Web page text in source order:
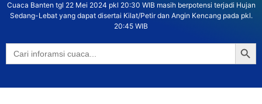
Cuaca Banten tgl 22 Mei 2024 pkl 20:30 WIB masih berpotensi terjadi Hujan
Sedang-Lebat yang dapat disertai Kilat/Petir dan Angin Kencang pada pkl.
20:45 WIB
Search
for: